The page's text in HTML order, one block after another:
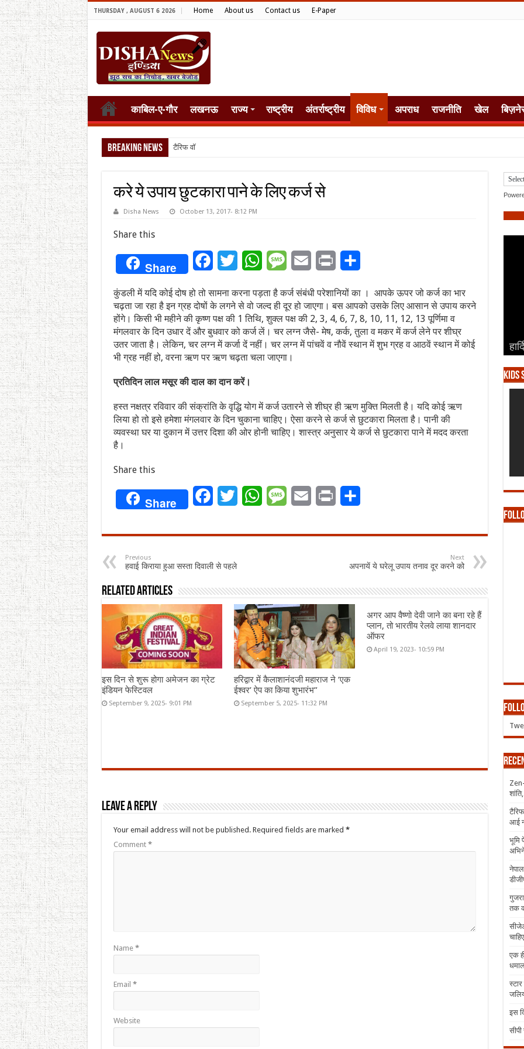
THURSDAY , AUGUST 6 2026 Home About us Contact us E-Paper
काबिल-ए-गौर लखनऊ राज्य राष्ट्रीय अंतर्राष्ट्रीय विविध अपराध राजनीति खेल
Breaking News टैरिफ वॉर पर पिघली बर्फ,
करे ये उपाय छुटकारा पाने के लिए कर्ज से
Disha News October 13, 2017- 8:12 PM
Share this
Share FacebookTwitterWhatsAppMessageEmail Print
कुंडली में यदि कोई दोष हो तो सामना करना पड़ता है कर्ज संबंधी परेशानियों का । आपके ऊपर जो कर्ज का भार
चढ़ता जा रहा है इन ग्रह दोषों के लगने से वो जल्द ही दूर हो जाएगा। बस आपको उसके लिए आसान से उपाय करने
होंगे। किसी भी महीने की कृष्ण पक्ष की 1 तिथि, शुक्ल पक्ष की 2, 3, 4, 6, 7, 8, 10, 11, 12, 13 पूर्णिमा व
मंगलवार के दिन उधार दें और बुधवार को कर्ज लें। चर लग्न जैसे- मेष, कर्क, तुला व मकर में कर्ज लेने पर शीघ्र
उतर जाता है। लेकिन, चर लग्न में कर्जा दें नहीं। चर लग्न में पांचवें व नौवें स्थान में शुभ ग्रह व आठवें स्थान में कोई
भी ग्रह नहीं हो, वरना ऋण पर ऋण चढ़ता चला जाएगा।
प्रतिदिन लाल मसूर की दाल का दान करें।
हस्त नक्षत्र रविवार की संक्रांति के वृद्धि योग में कर्ज उतारने से शीघ्र ही ऋण मुक्ति मिलती है। यदि कोई ऋण
लिया हो तो इसे हमेशा मंगलवार के दिन चुकाना चाहिए। ऐसा करने से कर्ज से छुटकारा मिलता है। पानी की
व्यवस्था घर या दुकान में उत्तर दिशा की ओर होनी चाहिए। शास्त्र अनुसार ये कर्ज से छुटकारा पाने में मदद करता
है।
Share this
Share FacebookTwitterWhatsAppMessageEmail Print
Previous
हवाई किराया हुआ सस्ता दिवाली से पहले
Next
अपनायें ये घरेलू उपाय तनाव दूर करने को
Related Articles
इस दिन से शुरू होगा अमेजन का ग्रेट
इंडियन फेस्टिवल
September 9, 2025- 9:01 PM
हरिद्वार में कैलाशानंदजी महाराज ने ‘एक
ईश्वर’ ऐप का किया शुभारंभ”
September 5, 2025- 11:32 PM
अगर आप वैष्णो देवी जाने का बना रहे हैं
प्लान, तो भारतीय रेलवे लाया शानदार
ऑफर
April 19, 2023- 10:59 PM
Leave a Reply
Your email address will not be published. Required fields are marked *
Comment *
Name *
Email *
Website
Kids
आई
भूमि
तक
एक
इस